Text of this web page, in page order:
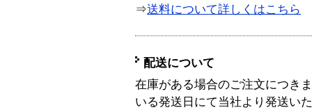
⇒送料について詳しくはこちら
配送について
在庫がある場合のご注文につき
いる発送日にて当社より発送い